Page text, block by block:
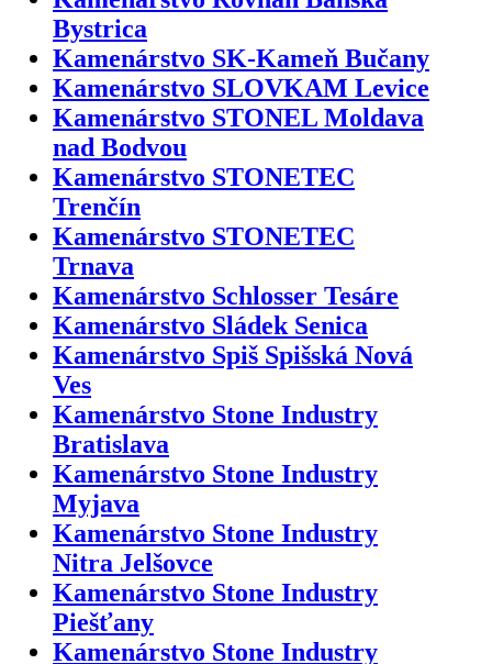
Bystrica
Kamenárstvo SK-Kameň Bučany
Kamenárstvo SLOVKAM Levice
Kamenárstvo STONEL Moldava
nad Bodvou
Kamenárstvo STONETEC
Trenčín
Kamenárstvo STONETEC
Trnava
Kamenárstvo Schlosser Tesáre
Kamenárstvo Sládek Senica
Kamenárstvo Spiš Spišská Nová
Ves
Kamenárstvo Stone Industry
Bratislava
Kamenárstvo Stone Industry
Myjava
Kamenárstvo Stone Industry
Nitra Jelšovce
Kamenárstvo Stone Industry
Piešťany
Kamenárstvo Stone Industry